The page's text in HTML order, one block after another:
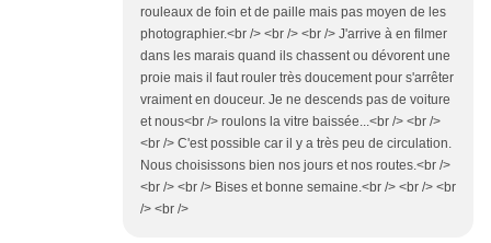
rouleaux de foin et de paille mais pas moyen de les
photographier.<br /> <br /> <br /> J'arrive à en filmer
dans les marais quand ils chassent ou dévorent une
proie mais il faut rouler très doucement pour s'arrêter
vraiment en douceur. Je ne descends pas de voiture
et nous<br /> roulons la vitre baissée...<br /> <br />
<br /> C'est possible car il y a très peu de circulation.
Nous choisissons bien nos jours et nos routes.<br />
<br /> <br /> Bises et bonne semaine.<br /> <br /> <br
/> <br />